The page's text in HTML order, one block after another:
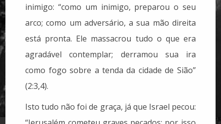
inimigo: “como um inimigo, preparou o seu
arco; como um adversário, a sua mão direita
está pronta. Ele massacrou tudo o que era
agradável contemplar; derramou sua ira
como fogo sobre a tenda da cidade de Sião”
(2:3,4).
Isto tudo não foi de graça, já que Israel pecou: